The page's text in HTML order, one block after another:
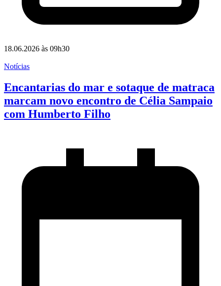
18.06.2026 às 09h30
Notícias
Encantarias do mar e sotaque de matraca
marcam novo encontro de Célia Sampaio
com Humberto Filho